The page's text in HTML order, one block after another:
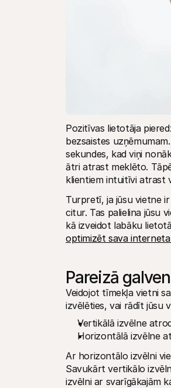
Pozitīvas lietotāja
bezsaistes
sekundes, kad viņi
ātri atrast meklēto.
klientiem intuitīvi atrast
Turpretī, ja jūsu vietne
citur. Tas palielina jūsu
optimizēt sava
Pareizā
Veidojot tīmekļa vietni
izvēlēties, vai rādīt jūsu
Vertikālā izvēlne
Horizontālā izvēlne
Ar horizontālo izvēlni
Savukārt vertikālo
izvēlni ar svarīgākajām